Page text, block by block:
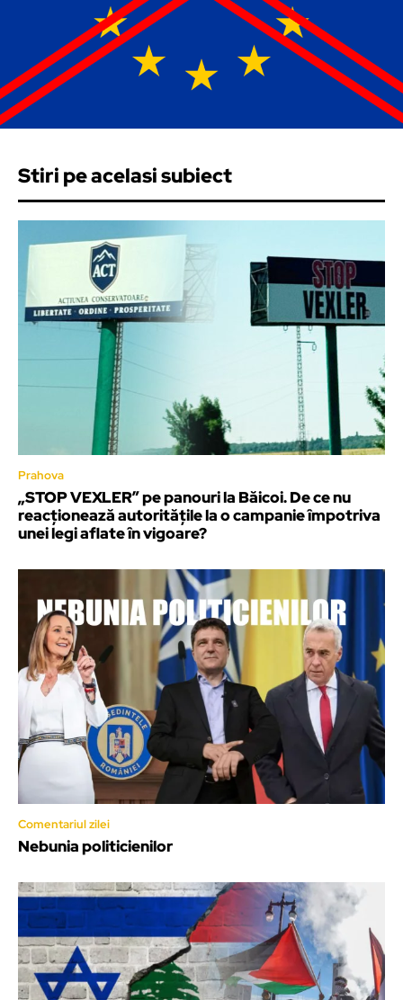
Stiri pe acelasi subiect
Prahova
„STOP VEXLER” pe panouri la Băicoi. De ce nu
reacționează autoritățile la o campanie împotriva
unei legi aflate în vigoare?
Comentariul zilei
Nebunia politicienilor